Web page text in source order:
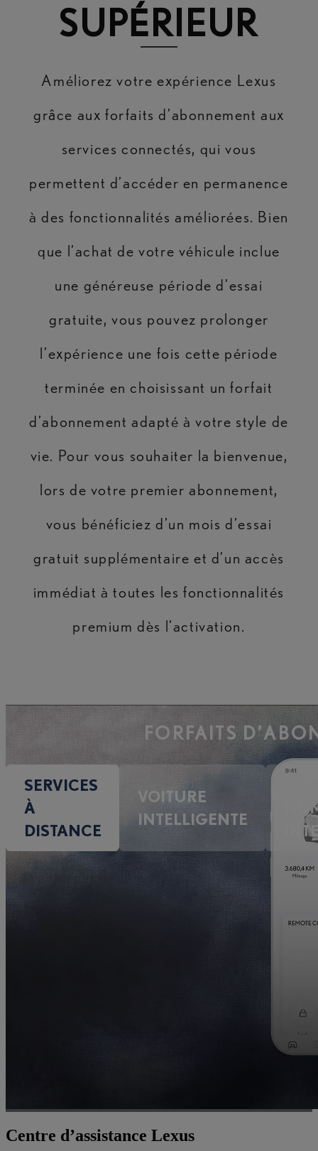
SUPÉRIEUR
Améliorez votre expérience Lexus
grâce aux forfaits d’abonnement aux
services connectés, qui vous
permettent d’accéder en permanence
à des fonctionnalités améliorées. Bien
que l’achat de votre véhicule inclue
une généreuse période d’essai
gratuite, vous pouvez prolonger
l’expérience une fois cette période
terminée en choisissant un forfait
d’abonnement adapté à votre style de
vie. Pour vous souhaiter la bienvenue,
lors de votre premier abonnement,
vous bénéficiez d’un mois d’essai
gratuit supplémentaire et d’un accès
immédiat à toutes les fonctionnalités
premium dès l’activation.
FORFAITS
SERVICES
À
DISTANCE
VOITURE
INTELLIGENTE
Centre d’assistance Lexus